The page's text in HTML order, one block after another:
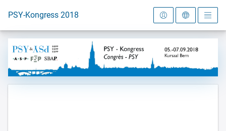
Zur Startseite
PSY-Kongress 2018